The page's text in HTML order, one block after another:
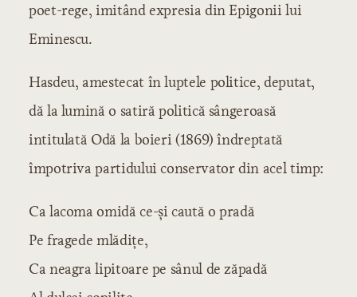
poet-rege, imitând expresia din Epigonii lui
Eminescu.
Hasdeu, amestecat în luptele politice, deputat,
dă la lumină o satiră politică sângeroasă
intitulată Odă la boieri (1869) îndreptată
împotriva partidului conservator din acel timp:
Ca lacoma omidă ce-şi caută o pradă
Pe fragede mlădiţe,
Ca neagra lipitoare pe sânul de zăpadă